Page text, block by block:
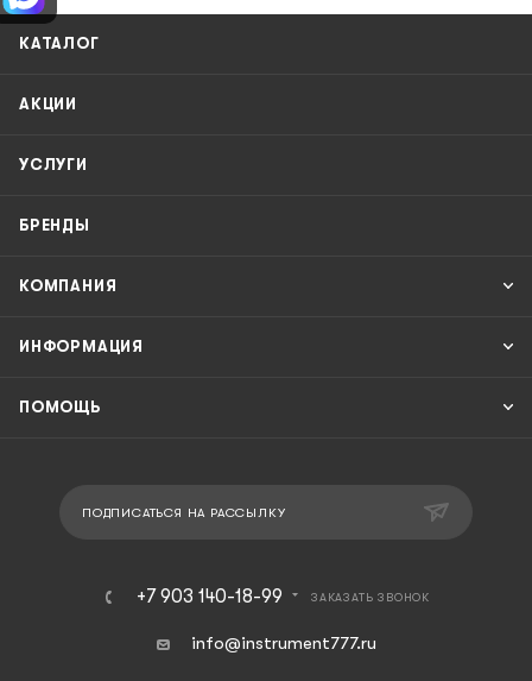
КАТАЛОГ
АКЦИИ
УСЛУГИ
БРЕНДЫ
КОМПАНИЯ
ИНФОРМАЦИЯ
ПОМОЩЬ
ПОДПИСАТЬСЯ НА РАССЫЛКУ
+7 903 140-18-99 ЗАКАЗАТЬ ЗВОНОК
info@instrument777.ru